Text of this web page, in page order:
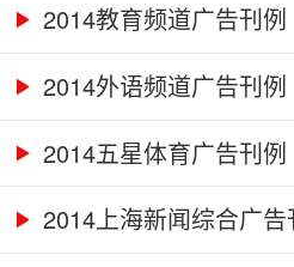
2014教育频道广告刊例
2014外语频道广告刊例
2014五星体育广告刊例
2014上海新闻综合广告